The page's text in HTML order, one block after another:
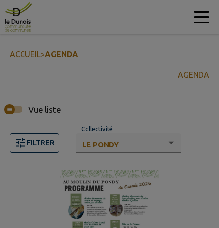
Contenu
ACCUEIL>AGENDA
AGENDA
Vue liste
FILTRER
Collectivité